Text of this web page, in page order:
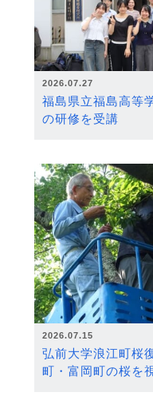
2026.07.27
福島県立福島高等
の研修を受講
2026.07.15
弘前大学浪江町桜
町・富岡町の桜を